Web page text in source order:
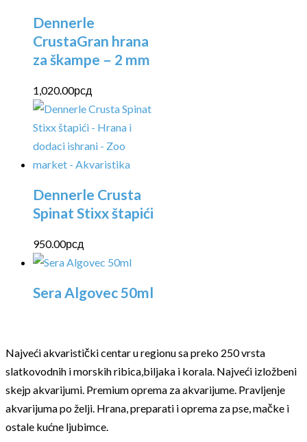
Dennerle
CrustaGran hrana
za škampe – 2 mm
1,020.00рсд
Dennerle Crusta
Spinat Stixx štapići
950.00рсд
Sera Algovec 50ml
Najveći akvaristički centar u regionu sa preko 250 vrsta
slatkovodnih i morskih ribica,biljaka i korala. Najveći izložbeni
skejp akvarijumi. Premium oprema za akvarijume. Pravljenje
akvarijuma po želji. Hrana, preparati i oprema za pse, mačke i
ostale kućne ljubimce.